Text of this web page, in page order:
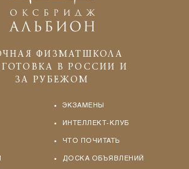
ФИЗМАТШКОЛА
В РОССИИ И
ЗА РУБЕЖОМ
ЭКЗАМЕНЫ
ИНТЕЛЛЕКТ-КЛУБ
ЧТО ПОЧИТАТЬ
ДОСКА ОБЪЯВЛЕНИЙ